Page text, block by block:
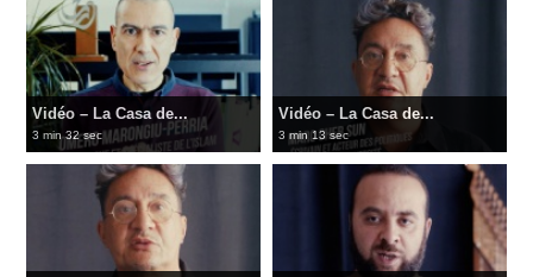
Vidéo – La Casa de...
3 min 32 sec
Vidéo – La Casa de...
3 min 13 sec